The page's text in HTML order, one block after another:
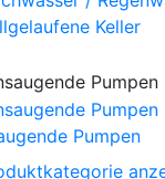
Keller
Pumpen